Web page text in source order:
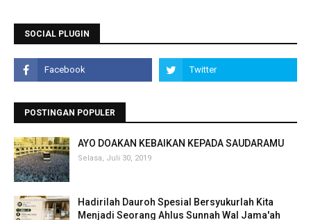
SOCIAL PLUGIN
POSTINGAN POPULER
AYO DOAKAN KEBAIKAN KEPADA SAUDARAMU
Selasa, Juli 30, 2019
Hadirilah Dauroh Spesial Bersyukurlah Kita
Menjadi Seorang Ahlus Sunnah Wal Jama'ah